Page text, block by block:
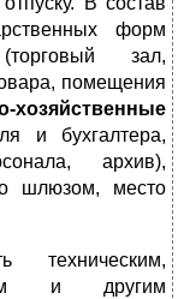
форм
(торговый зал,
помещения
хозяйственные
и бухгалтера,
архив),
шлюзом, место
техническим,
и другим